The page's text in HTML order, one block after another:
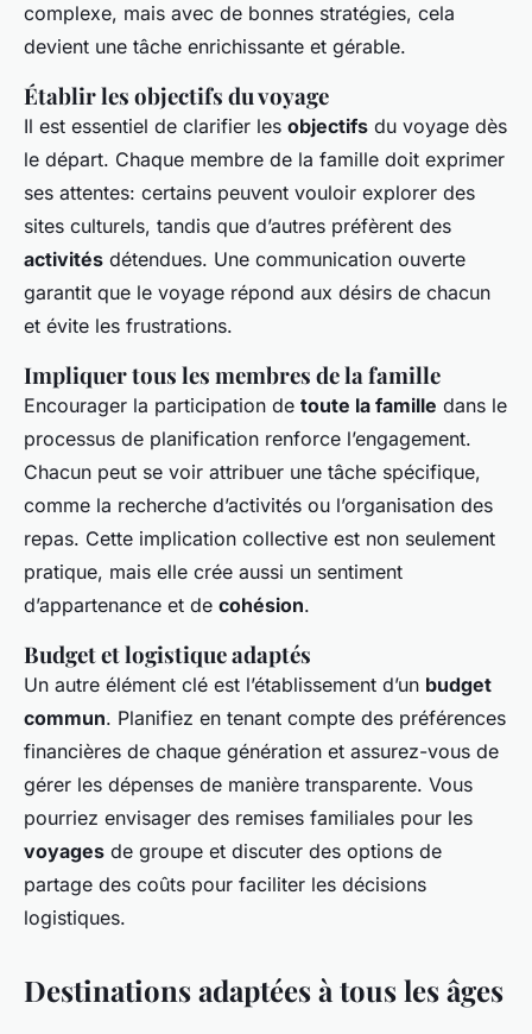
complexe, mais avec de bonnes stratégies, cela
devient une tâche enrichissante et gérable.
Établir les objectifs du voyage
Il est essentiel de clarifier les objectifs du voyage dès
le départ. Chaque membre de la famille doit exprimer
ses attentes: certains peuvent vouloir explorer des
sites culturels, tandis que d’autres préfèrent des
activités détendues. Une communication ouverte
garantit que le voyage répond aux désirs de chacun
et évite les frustrations.
Impliquer tous les membres de la famille
Encourager la participation de toute la famille dans le
processus de planification renforce l’engagement.
Chacun peut se voir attribuer une tâche spécifique,
comme la recherche d’activités ou l’organisation des
repas. Cette implication collective est non seulement
pratique, mais elle crée aussi un sentiment
d’appartenance et de cohésion.
Budget et logistique adaptés
Un autre élément clé est l’établissement d’un budget
commun. Planifiez en tenant compte des préférences
financières de chaque génération et assurez-vous de
gérer les dépenses de manière transparente. Vous
pourriez envisager des remises familiales pour les
voyages de groupe et discuter des options de
partage des coûts pour faciliter les décisions
logistiques.
Destinations adaptées à tous les âges